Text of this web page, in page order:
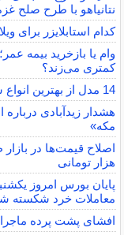
نتانیاهو با طرح صلح
کدام استابلایزر
وام یا بازخرید بیمه
کمتری می‌زند؟
14 مدل از بهترین انواع سمعک مناسب کم شنوایی شدت بالا
هشدار زیدآبادی
مکه»
هزار تومانی
معاملات خرد شکسته
افشای پشت پرده